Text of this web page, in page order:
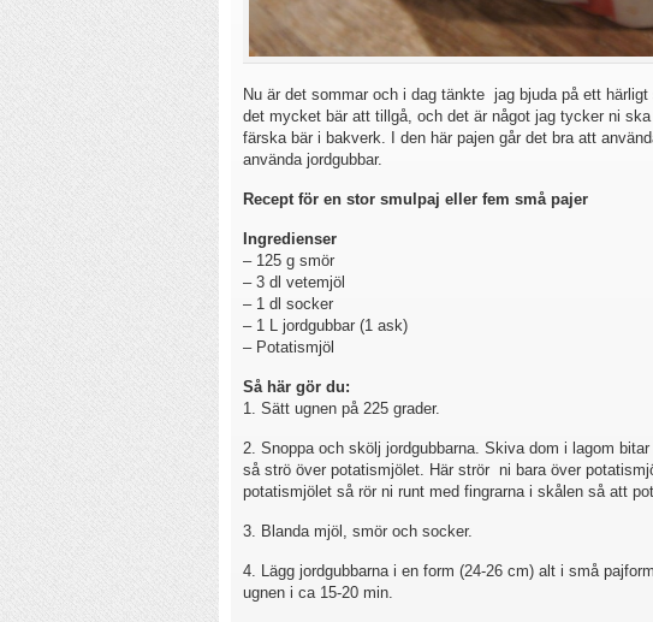
Nu är det sommar och i dag tänkte jag bjuda på ett
det mycket bär att tillgå, och det är något jag tycker ni
färska bär i bakverk. I den här pajen går det bra att
använda jordgubbar.
Recept för en stor smulpaj eller fem små pajer
Ingredienser
– 125 g smör
– 3 dl vetemjöl
– 1 dl socker
– 1 L jordgubbar (1 ask)
– Potatismjöl
Så här gör du:
1. Sätt ugnen på 225 grader.
2. Snoppa och skölj jordgubbarna. Skiva dom i lagom
så strö över potatismjölet. Här strör ni bara över
potatismjölet så rör ni runt med fingrarna i skålen så att
3. Blanda mjöl, smör och socker.
4. Lägg jordgubbarna i en form (24-26 cm) alt i små
ugnen i ca 15-20 min.